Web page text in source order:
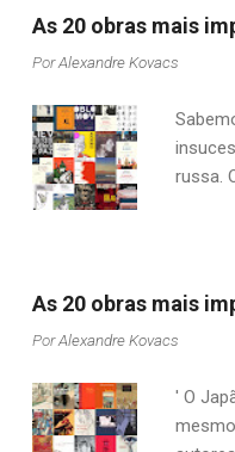
vida,
da
As 20 obras mais
PorAlexandre Kovacs
russa.
ou
As 20 obras mais
PorAlexandre Kovacs
' O